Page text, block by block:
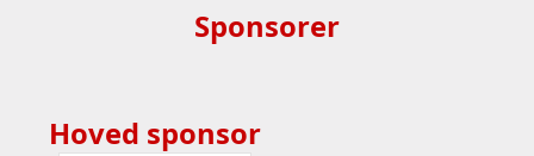
Sponsorer
Hoved sponsor